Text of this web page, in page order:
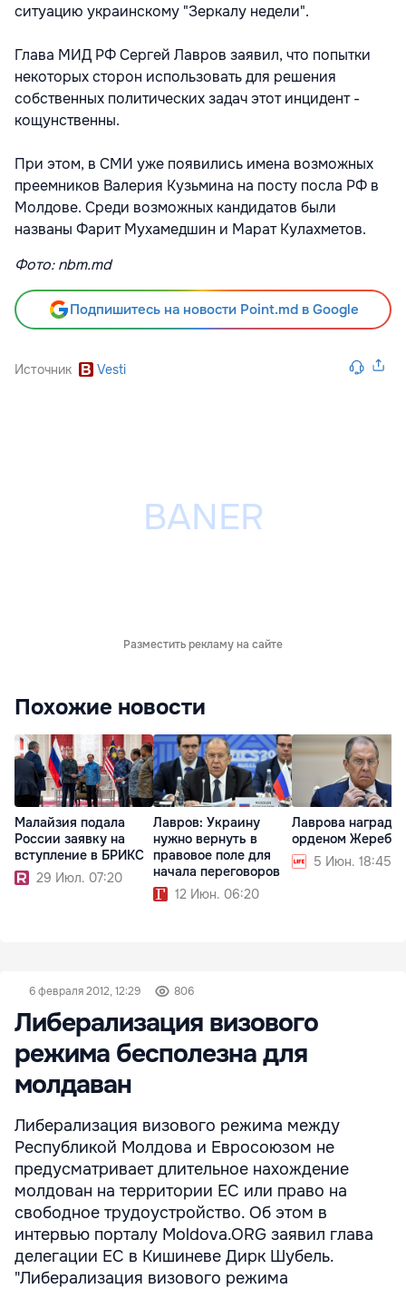
ситуацию украинскому "Зеркалу недели".
Глава МИД РФ Сергей Лавров заявил, что попытки
некоторых сторон использовать для решения
собственных политических задач этот инцидент -
кощунственны.
При этом, в СМИ уже появились имена возможных
преемников Валерия Кузьмина на посту посла РФ в
Молдове. Среди возможных кандидатов были
названы Фарит Мухамедшин и Марат Кулахметов.
Фото: nbm.md
Подпишитесь на новости Point.md в Google
Источник Vesti
Разместить рекламу на сайте
Похожие новости
Малайзия подала
России заявку на
вступление в БРИКС
29 Июл. 07:20
Лавров: Украину
нужно вернуть в
правовое поле для
начала переговоров
12 Июн. 06:20
Лаврова
орденом Жеребца
5 Июн. 18:45
6 февраля 2012, 12:29 806
Либерализация визового
режима бесполезна для
молдаван
Либерализация визового режима между
Республикой Молдова и Евросоюзом не
предусматривает длительное нахождение
молдован на территории ЕС или право на
свободное трудоустройство. Об этом в
интервью порталу Moldova.ORG заявил глава
делегации ЕС в Кишиневе Дирк Шубель.
"Либерализация визового режима